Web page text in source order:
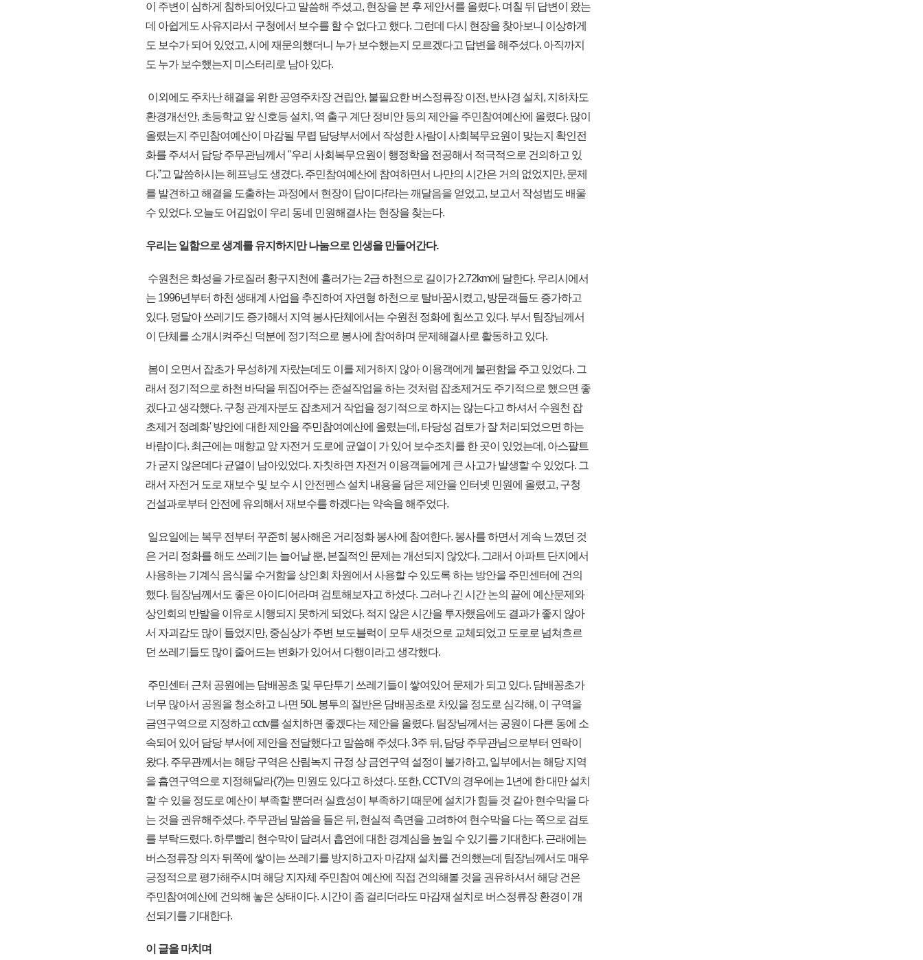
이 주변이 심하게 침하되어있다고 말씀해 주셨고, 현장을 본 후 제안서를 올렸다. 며칠 뒤 답변이 왔는
데 아쉽게도 사유지라서 구청에서 보수를 할 수 없다고 했다. 그런데 다시 현장을 찾아보니 이상하게
도 보수가 되어 있었고, 시에 재문의했더니 누가 보수했는지 모르겠다고 답변을 해주셨다. 아직까지
도 누가 보수했는지 미스터리로 남아 있다.
이외에도 주차난 해결을 위한 공영주차장 건립안, 불필요한 버스정류장 이전, 반사경 설치, 지하차도
환경개선안, 초등학교 앞 신호등 설치, 역 출구 계단 정비안 등의 제안을 주민참여예산에 올렸다. 많이
올렸는지 주민참여예산이 마감될 무렵 담당부서에서 작성한 사람이 사회복무요원이 맞는지 확인전
화를 주셔서 담당 주무관님께서 "우리 사회복무요원이 행정학을 전공해서 적극적으로 건의하고 있
다.ˮ고 말씀하시는 헤프닝도 생겼다. 주민참여예산에 참여하면서 나만의 시간은 거의 없었지만, 문제
를 발견하고 해결을 도출하는 과정에서 현장이 답이다!'라는 깨달음을 얻었고, 보고서 작성법도 배울
수 있었다. 오늘도 어김없이 우리 동네 민원해결사는 현장을 찾는다.
우리는 일함으로 생계를 유지하지만 나눔으로 인생을 만들어간다.
수원천은 화성을 가로질러 황구지천에 흘러가는 2급 하천으로 길이가 2.72km에 달한다. 우리시에서
는 1996년부터 하천 생태계 사업을 추진하여 자연형 하천으로 탈바꿈시켰고, 방문객들도 증가하고
있다. 덩달아 쓰레기도 증가해서 지역 봉사단체에서는 수원천 정화에 힘쓰고 있다. 부서 팀장님께서
이 단체를 소개시켜주신 덕분에 정기적으로 봉사에 참여하며 문제해결사로 활동하고 있다.
봄이 오면서 잡초가 무성하게 자랐는데도 이를 제거하지 않아 이용객에게 불편함을 주고 있었다. 그
래서 정기적으로 하천 바닥을 뒤집어주는 준설작업을 하는 것처럼 잡초제거도 주기적으로 했으면 좋
겠다고 생각했다. 구청 관계자분도 잡초제거 작업을 정기적으로 하지는 않는다고 하셔서 수원천 잡
초제거 정례화' 방안에 대한 제안을 주민참여예산에 올렸는데, 타당성 검토가 잘 처리되었으면 하는
바람이다. 최근에는 매향교 앞 자전거 도로에 균열이 가 있어 보수조치를 한 곳이 있었는데, 아스팔트
가 굳지 않은데다 균열이 남아있었다. 자칫하면 자전거 이용객들에게 큰 사고가 발생할 수 있었다. 그
래서 자전거 도로 재보수 및 보수 시 안전펜스 설치 내용을 담은 제안을 인터넷 민원에 올렸고, 구청
건설과로부터 안전에 유의해서 재보수를 하겠다는 약속을 해주었다.
일요일에는 복무 전부터 꾸준히 봉사해온 거리정화 봉사에 참여한다. 봉사를 하면서 계속 느꼈던 것
은 거리 정화를 해도 쓰레기는 늘어날 뿐, 본질적인 문제는 개선되지 않았다. 그래서 아파트 단지에서
사용하는 기계식 음식물 수거함을 상인회 차원에서 사용할 수 있도록 하는 방안을 주민센터에 건의
했다. 팀장님께서도 좋은 아이디어라며 검토해보자고 하셨다. 그러나 긴 시간 논의 끝에 예산문제와
상인회의 반발을 이유로 시행되지 못하게 되었다. 적지 않은 시간을 투자했음에도 결과가 좋지 않아
서 자괴감도 많이 들었지만, 중심상가 주변 보도블럭이 모두 새것으로 교체되었고 도로로 넘쳐흐르
던 쓰레기들도 많이 줄어드는 변화가 있어서 다행이라고 생각했다.
주민센터 근처 공원에는 담배꽁초 및 무단투기 쓰레기들이 쌓여있어 문제가 되고 있다. 담배꽁초가
너무 많아서 공원을 청소하고 나면 50L 봉투의 절반은 담배꽁초로 차있을 정도로 심각해, 이 구역을
금연구역으로 지정하고 cctv를 설치하면 좋겠다는 제안을 올렸다. 팀장님께서는 공원이 다른 동에 소
속되어 있어 담당 부서에 제안을 전달했다고 말씀해 주셨다. 3주 뒤, 담당 주무관님으로부터 연락이
왔다. 주무관께서는 해당 구역은 산림녹지 규정 상 금연구역 설정이 불가하고, 일부에서는 해당 지역
을 흡연구역으로 지정해달라(?)는 민원도 있다고 하셨다. 또한, CCTV의 경우에는 1년에 한 대만 설치
할 수 있을 정도로 예산이 부족할 뿐더러 실효성이 부족하기 때문에 설치가 힘들 것 같아 현수막을 다
는 것을 권유해주셨다. 주무관님 말씀을 들은 뒤, 현실적 측면을 고려하여 현수막을 다는 쪽으로 검토
를 부탁드렸다. 하루빨리 현수막이 달려서 흡연에 대한 경계심을 높일 수 있기를 기대한다. 근래에는
버스정류장 의자 뒤쪽에 쌓이는 쓰레기를 방지하고자 마감재 설치를 건의했는데 팀장님께서도 매우
긍정적으로 평가해주시며 해당 지자체 주민참여 예산에 직접 건의해볼 것을 권유하셔서 해당 건은
주민참여예산에 건의해 놓은 상태이다. 시간이 좀 걸리더라도 마감재 설치로 버스정류장 환경이 개
선되기를 기대한다.
이 글을 마치며